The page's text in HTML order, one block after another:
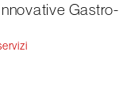
Gastro-